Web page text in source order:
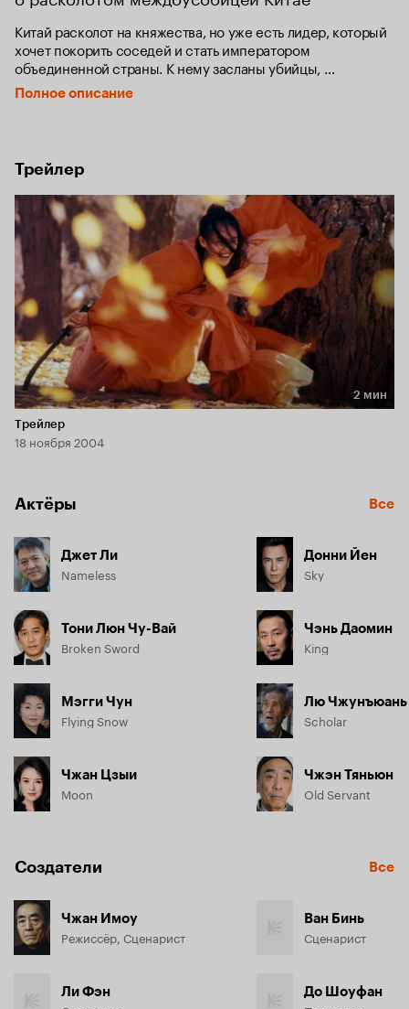
Китай расколот на княжества, но уже есть лидер, который
хочет покорить соседей и стать императором
объединенной страны. К нему засланы убийцы,
безукоризненно владеющие боевыми искусствами
и имеющие фольклорные имена — Сломанный Меч,
и рассказывает ему о своих поединках с убийцами.
Полное описание
Трейлер
Длительность 2 мин
2 мин
Трейлер
18 ноября 2004
Актёры Все
Джет Ли
Nameless
Тони Люн Чу-Вай
Broken Sword
Мэгги Чун
Flying Snow
Чжан Цзыи
Moon
Донни Йен
Sky
Чэнь Даомин
King
Лю Чжунъюань
Scholar
Чжэн Тяньюн
Old Servant
Создатели Все
Чжан Имоу
Режиссёр, Сценарист
Ли Фэн
Ван Бинь
Сценарист
До Шоуфан